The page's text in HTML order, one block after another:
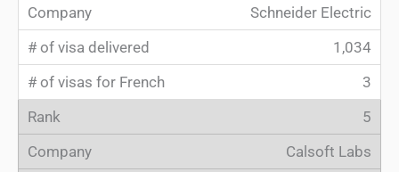
Schneider Electric
1,034
3
5
Calsoft Labs